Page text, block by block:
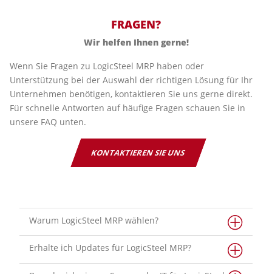
FRAGEN?
Wir helfen Ihnen gerne!
Wenn Sie Fragen zu LogicSteel MRP haben oder
Unterstützung bei der Auswahl der richtigen Lösung für Ihr
Unternehmen benötigen, kontaktieren Sie uns gerne direkt.
Für schnelle Antworten auf häufige Fragen schauen Sie in
unsere FAQ unten.
KONTAKTIEREN SIE UNS
Warum LogicSteel MRP wählen?
Erhalte ich Updates für LogicSteel MRP?